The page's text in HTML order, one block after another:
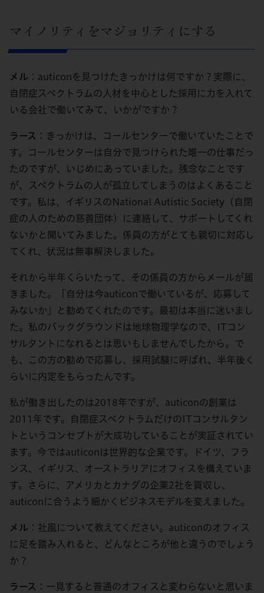
マイノリティをマジョリティにする
メル ：auticonを見つけたきっかけは何ですか？実際に、
自閉症スペクトラムの人材を中心とした採用に力を入れて
いる会社で働いてみて、いかがですか？
ラース
：きっかけは、コールセンターで働いていたことで
す。コールセンターは自分で見つけられた唯一の仕事だっ
たのですが、いじめにあっていました。残念なことです
が、スペクトラムの人が孤立してしまうのはよくあること
です。私は、イギリスのNational Autistic Society（自閉
症の人のための慈善団体）に連絡して、サポートしてくれ
ないかと聞いてみました。係員の方がとても親切に対応し
てくれ、状況は無事解決しました。
それから半年くらいたって、その係員の方からメールが届
きました。「自分は今auticonで働いているが、応募して
みないか」と勧めてくれたのです。最初は本当に迷いまし
た。私のバックグラウンドは地球物理学なので、ITコン
サルタントになれるとは思いもしませんでしたから。で
も、この方の勧めで応募し、採用試験に呼ばれ、半年後く
らいに内定をもらったんです。
私が働き出したのは2018年ですが、auticonの創業は
2011年です。自閉症スペクトラムだけのITコンサルタン
トというコンセプトが大成功していることが実証されてい
ます。今ではauticonは世界的な企業です。ドイツ、フラ
ンス、イギリス、オーストラリアにオフィスを構えていま
す。さらに、アメリカとカナダの企業2社を買収し、
auticonに合うよう細かくビジネスモデルを変えました。
メル ：社風について教えてください。auticonのオフィス
に足を踏み入れると、どんなところが他と違うのでしょう
か？
ラース
：一見すると普通のオフィスと変わらないと思いま